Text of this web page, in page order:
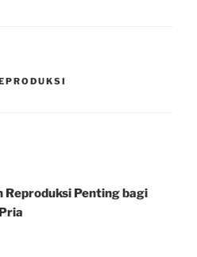
Reproduksi Penting bagi